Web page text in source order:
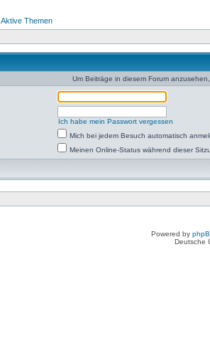
Aktive Themen
Um Beiträge in diesem Forum
Ich habe mein Passwort vergessen
Mich bei jedem Besuch automatisch
Meinen Online-Status während dieser
Powered by
Deutsche